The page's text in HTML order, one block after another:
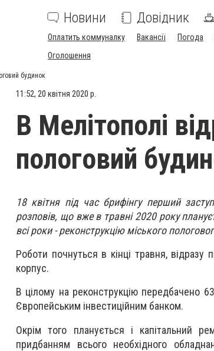
Новини Довідник
Оплатить коммуналку Вакансії Погода
Оголошення
будинок
11:52, 20 квітня 2020 р.
В Мелітополі
пологовий
18 квітня під час брифінгу перший
розповів, що вже в травні 2020 року
всі роки - реконструкцію міського
Роботи почнуться в кінці травня, відразу
корпус.
В цілому на реконструкцію передбачено
Європейським інвестиційним банком.
Окрім того планується і капітальний
придбанням всього необхідного